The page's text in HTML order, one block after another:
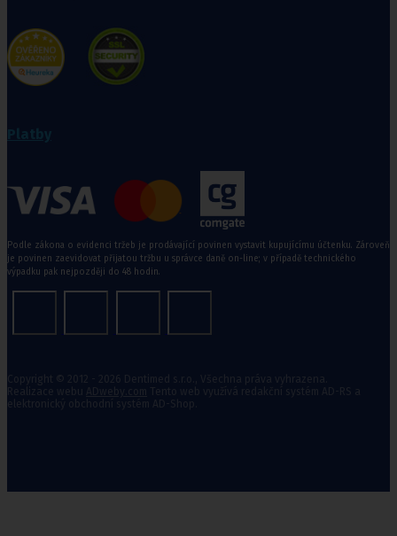
Podle zákona o evidenci tržeb je prodávající povinen vystavit kupujícímu účtenku. Zároveň
je povinen zaevidovat přijatou tržbu u správce daně on-line; v případě technického
výpadku pak nejpozději do 48 hodin.